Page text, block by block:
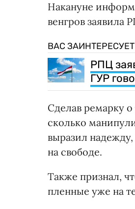
Накануне
венгров
ВАС ЗАИНТЕРЕСУЕТ
РПЦ
ГУР
Сделав ремарку
сколько
выразил надежду,
на свободе.
Также признал,
пленные уже на